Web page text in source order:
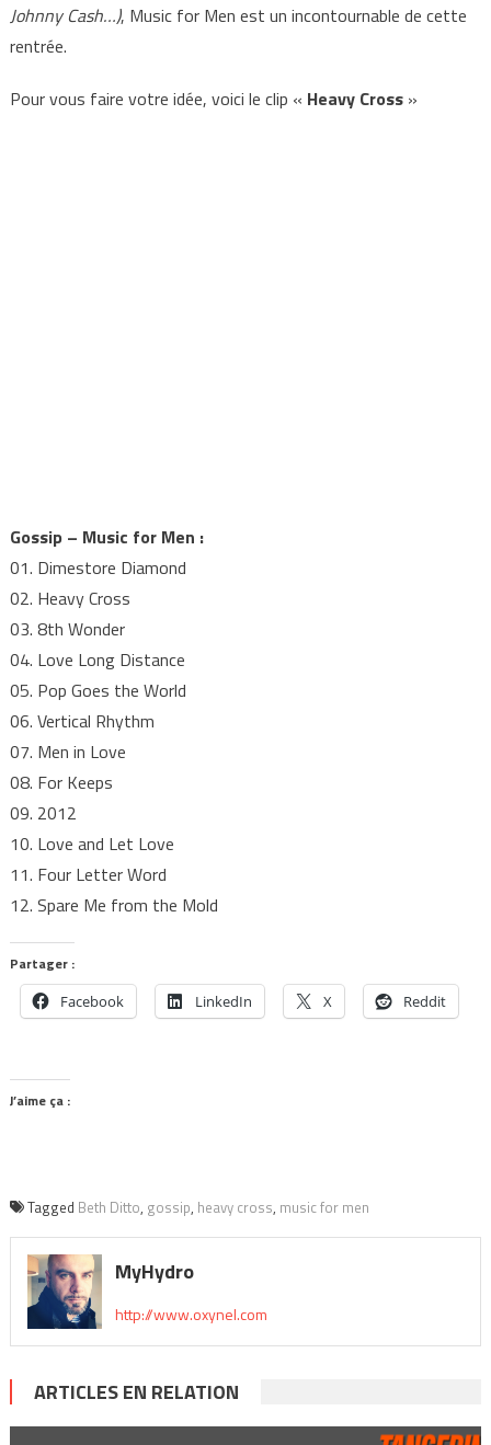
Johnny Cash…), Music for Men est un incontournable de cette
rentrée.
Pour vous faire votre idée, voici le clip « Heavy Cross»
Gossip – Music for Men :
01. Dimestore Diamond
02. Heavy Cross
03. 8th Wonder
04. Love Long Distance
05. Pop Goes the World
06. Vertical Rhythm
07. Men in Love
08. For Keeps
09. 2012
10. Love and Let Love
11. Four Letter Word
12. Spare Me from the Mold
Partager :
Facebook LinkedIn X Reddit
J’aime ça :
Tagged Beth Ditto, gossip, heavy cross, music for men
MyHydro
http://www.oxynel.com
ARTICLES EN RELATION